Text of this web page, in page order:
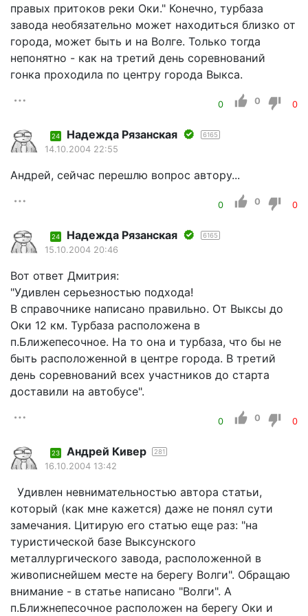
правых притоков реки Оки." Конечно, турбаза
завода необязательно может находиться близко от
города, может быть и на Волге. Только тогда
непонятно - как на третий день соревнований
гонка проходила по центру города Выкса.
0 0 0
24 Надежда Рязанская 6165
14.10.2004 22:55
Андрей, сейчас перешлю вопрос автору...
0 0 0
24 Надежда Рязанская 6165
15.10.2004 20:46
Вот ответ Дмитрия:
"Удивлен серьезностью подхода!
В справочнике написано правильно. От Выксы до
Оки 12 км. Турбаза расположена в
п.Ближепесочное. На то она и турбаза, что бы не
быть расположенной в центре города. В третий
день соревнований всех участников до старта
доставили на автобусе".
0 0 0
23 Андрей Кивер 281
16.10.2004 13:42
Удивлен невнимательностью автора статьи,
который (как мне кажется) даже не понял сути
замечания. Цитирую его статью еще раз: "на
туристической базе Выксунского
металлургического завода, расположенной в
живописнейшем месте на берегу Волги". Обращаю
внимание - в статье написано "Волги". А
п.Ближнепесочное расположен на берегу Оки и